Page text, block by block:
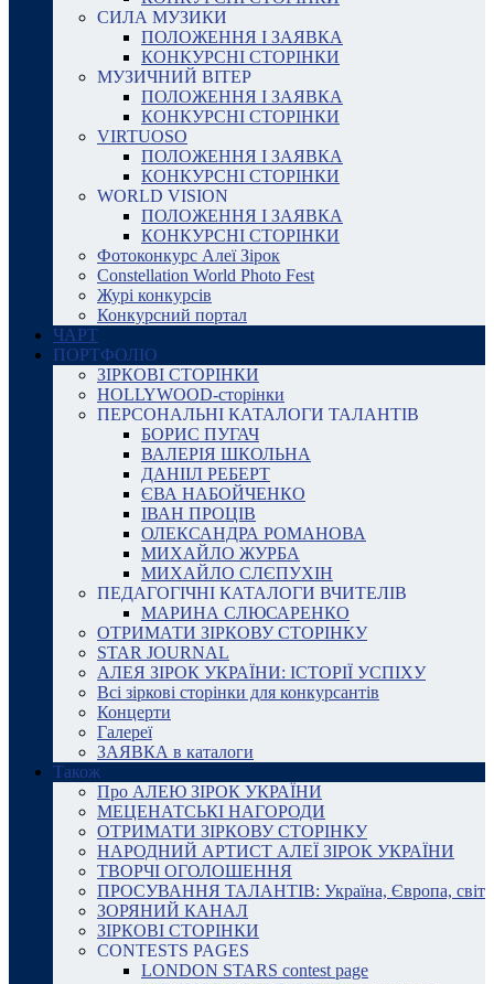
СИЛА МУЗИКИ
ПОЛОЖЕННЯ І ЗАЯВКА
КОНКУРСНІ СТОРІНКИ
МУЗИЧНИЙ ВІТЕР
ПОЛОЖЕННЯ І ЗАЯВКА
КОНКУРСНІ СТОРІНКИ
VIRTUOSO
ПОЛОЖЕННЯ І ЗАЯВКА
КОНКУРСНІ СТОРІНКИ
WORLD VISION
ПОЛОЖЕННЯ І ЗАЯВКА
КОНКУРСНІ СТОРІНКИ
Фотоконкурс Алеї Зірок
Constellation World Photo Fest
Журі конкурсів
Конкурсний портал
ЧАРТ
ПОРТФОЛІО
ЗІРКОВІ СТОРІНКИ
HOLLYWOOD-сторінки
ПЕРСОНАЛЬНІ КАТАЛОГИ ТАЛАНТІВ
БОРИС ПУГАЧ
ВАЛЕРІЯ ШКОЛЬНА
ДАНІІЛ РЕБЕРТ
ЄВА НАБОЙЧЕНКО
ІВАН ПРОЦІВ
ОЛЕКСАНДРА РОМАНОВА
МИХАЙЛО ЖУРБА
МИХАЙЛО СЛЄПУХІН
ПЕДАГОГІЧНІ КАТАЛОГИ ВЧИТЕЛІВ
МАРИНА СЛЮСАРЕНКО
ОТРИМАТИ ЗІРКОВУ СТОРІНКУ
STAR JOURNAL
АЛЕЯ ЗІРОК УКРАЇНИ: ІСТОРІЇ УСПІХУ
Всі зіркові сторінки для конкурсантів
Концерти
Галереї
ЗАЯВКА в каталоги
Також
Про АЛЕЮ ЗІРОК УКРАЇНИ
МЕЦЕНАТСЬКІ НАГОРОДИ
ОТРИМАТИ ЗІРКОВУ СТОРІНКУ
НАРОДНИЙ АРТИСТ АЛЕЇ ЗІРОК УКРАЇНИ
ТВОРЧІ ОГОЛОШЕННЯ
ПРОСУВАННЯ ТАЛАНТІВ: Україна, Європа, світ
ЗОРЯНИЙ КАНАЛ
ЗІРКОВІ СТОРІНКИ
CONTESTS PAGES
LONDON STARS contest page